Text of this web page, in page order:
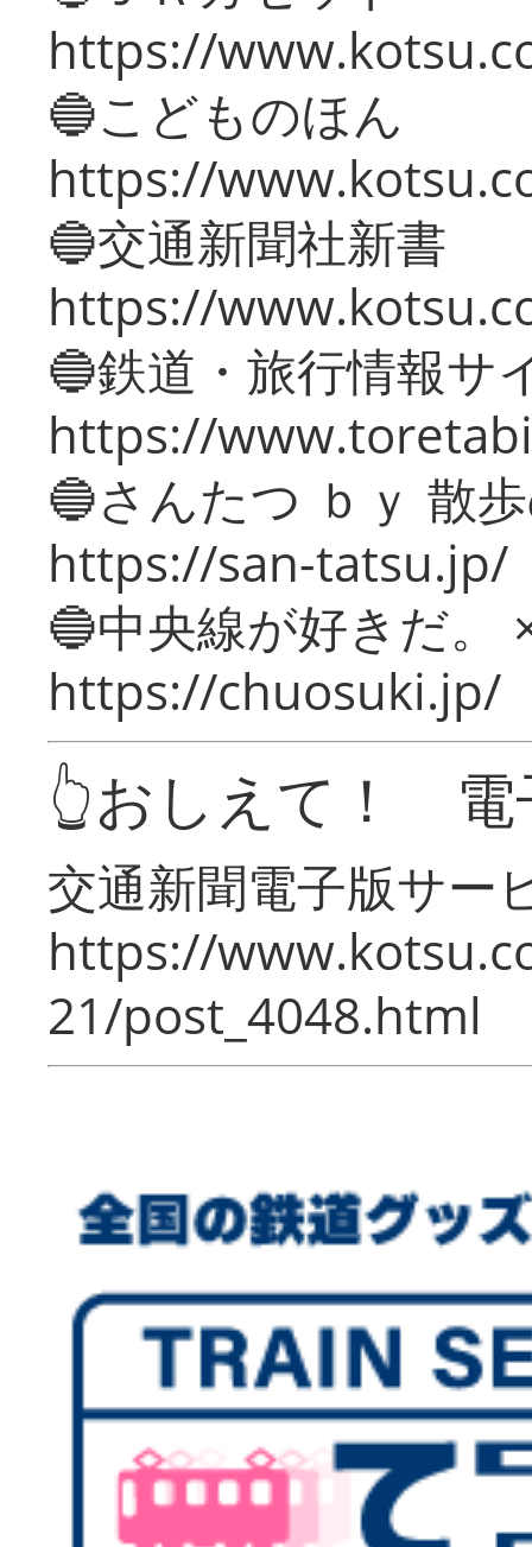
https://
🔵こどものほん
https://
🔵交通新聞社新書
https://
🔵鉄道・旅行情報サ
https://
🔵さんたつ ｂｙ 散
https://san-tatsu.jp/
🔵中央線が好きだ。
https://chuosuki.jp/
👆おしえて！ 電
交通新聞電子版サー
https://
21/post_4048.html